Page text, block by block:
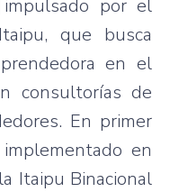
impulsado porel
Itaipu,que busca
en el
consultorías de
. En primer
implementado en
Itaipu Binacional